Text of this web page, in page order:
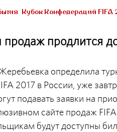
Кубок Конфедераций FIFA
продлится
определила
2017 в России, уже
подавать заявки на
сайте продаж
будут доступны